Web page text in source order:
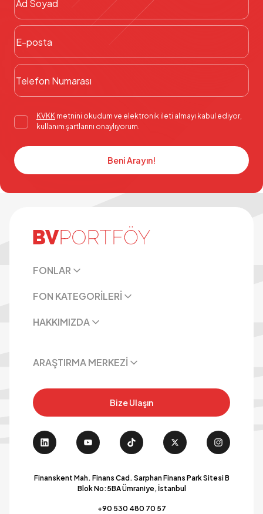
KVKK metnini okudum ve elektronik ileti almayı kabul ediyor,
kullanım şartlarını onaylıyorum.
Beni Arayın!
FONLAR
FON KATEGORİLERİ
HAKKIMIZDA
ARAŞTIRMA MERKEZİ
Bize Ulaşın
Finanskent Mah. Finans Cad. Sarphan Finans Park Sitesi B
Blok No:5BA Ümraniye, İstanbul
+90 530 480 70 57